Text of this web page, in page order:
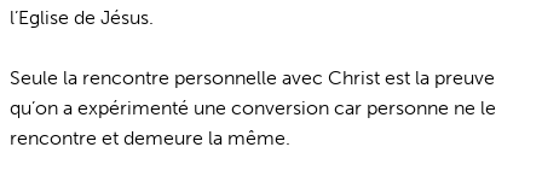
l’Eglise de Jésus.
Seule la rencontre personnelle avec Christ est la preuve
qu’on a expérimenté une conversion car personne ne le
rencontre et demeure la même.